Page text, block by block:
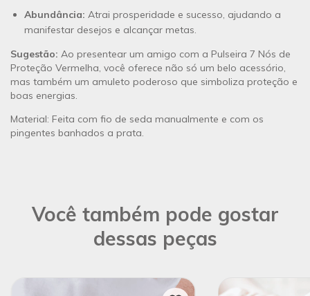
Abundância: Atrai prosperidade e sucesso, ajudando a
manifestar desejos e alcançar metas.
Sugestão: Ao presentear um amigo com a Pulseira 7 Nós de
Proteção Vermelha, você oferece não só um belo acessório,
mas também um amuleto poderoso que simboliza proteção e
boas energias.
Material: Feita com fio de seda manualmente e com os
pingentes banhados a prata.
Você também pode gostar
dessas peças